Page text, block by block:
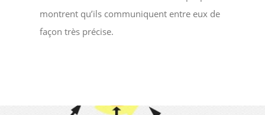
montrent qu’ils communiquent entre eux de
façon très précise.